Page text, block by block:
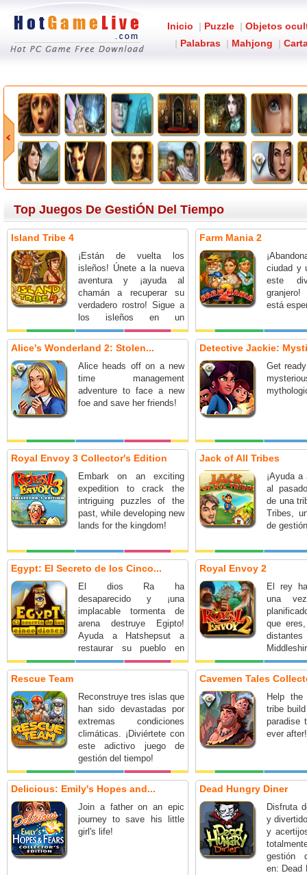
Inicio | Puzzle | Objetos
| Palabras | Mahjong |
Top Juegos De GestiÓN Del Tiempo
Island Tribe 4
¡Están de vuelta los
isleños! Únete a la nueva
aventura y ¡ayuda al
chamán a recuperar su
verdadero rostro! Sigue a
los isleños en un
fascinante viaje en el
tiempo y traba nuevas
amistades con personajes
muy divertidos.
Farm Mania 2
ciudad y
este
granjero!
está
Alice's Wonderland 2: Stolen...
Alice heads off on a new
time management
adventure to face a new
foe and save her friends!
Detective Jackie:
Get
Royal Envoy 3 Collector's Edition
Embark on an exciting
expedition to crack the
intriguing puzzles of the
past, while developing new
lands for the kingdom!
Jack of All Tribes
¡Ayuda
al
de una
Tribes,
de
Egypt: El Secreto de los Cinco...
El dios Ra ha
desaparecido y ¡una
implacable tormenta de
arena destruye Egipto!
Ayuda a Hatshepsut a
restaurar su pueblo en
Egypt: El secreto de los
cinco dioses.
Royal Envoy 2
El rey
una
que
Envoy 2.
Rescue Team
Reconstruye tres islas que
han sido devastadas por
extremas condiciones
climáticas. ¡Diviértete con
este adictivo juego de
gestión del tiempo!
Cavemen Tales
Help the
tribe
paradise
ever after!
Delicious: Emily's Hopes and...
Join a father on an epic
journey to save his little
girl's life!
Dead Hungry Diner
Disfruta
y
y
gestión
en: Dead